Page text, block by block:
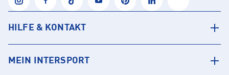
HILFE & KONTAKT
MEIN INTERSPORT